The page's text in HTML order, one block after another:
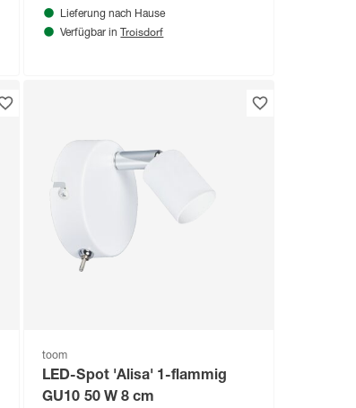
Lieferung nach Hause
Verfügbar in Troisdorf
toom
LED-Spot 'Alisa' 1-flammig
GU10 50 W 8 cm